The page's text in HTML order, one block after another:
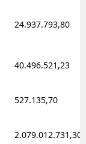
24.937.793,80
40.496.521,23
527.135,70
2.079.012.731,30